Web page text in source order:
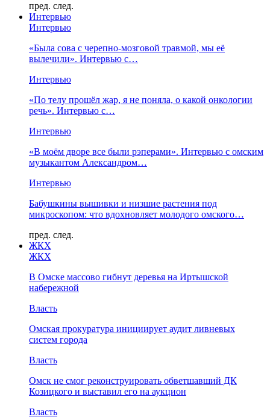
пред. след.
Интервью
Интервью
«Была сова с черепно-мозговой травмой, мы её
вылечили». Интервью с…
Интервью
«По телу прошёл жар, я не поняла, о какой онкологии
речь». Интервью с…
Интервью
«В моём дворе все были рэперами». Интервью с омским
музыкантом Александром…
Интервью
Бабушкины вышивки и низшие растения под
микроскопом: что вдохновляет молодого омского…
пред. след.
ЖКХ
ЖКХ
В Омске массово гибнут деревья на Иртышской
набережной
Власть
Омская прокуратура инициирует аудит ливневых
систем города
Власть
Омск не смог реконструировать обветшавший ДК
Козицкого и выставил его на аукцион
Власть